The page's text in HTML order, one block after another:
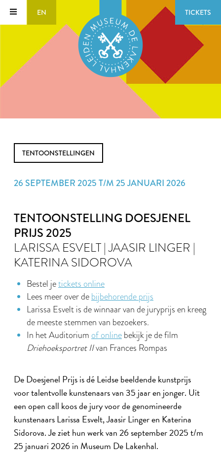
EN TICKETS
TENTOONSTELLINGEN
26 SEPTEMBER 2025 T/M 25 JANUARI 2026
TENTOONSTELLING DOESJENEL
PRIJS 2025
LARISSA ESVELT | JAASIR LINGER |
KATERINA SIDOROVA
Bestel jetickets online
Lees meer over debijbehorende prijs
Larissa Esvelt is de winnaar van de juryprijs en kreeg
de meeste stemmen van bezoekers.
In het Auditorium of onlinebekijk je de film
Driehoeksportret IIvan Frances Rompas
De Doesjenel Prijs is dé Leidse beeldende kunstprijs
voor talentvolle kunstenaars van 35 jaar en jonger. Uit
een open call koos de jury voor de genomineerde
kunstenaars Larissa Esvelt, Jaasir Linger en Katerina
Sidorova. Je ziet hun werk van 26 september 2025 t/m
25 januari 2026 in Museum De Lakenhal.